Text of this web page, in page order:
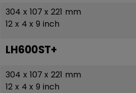
304 x 107 x 221 mm
12 x 4 x 9 inch
LH600ST+
304 x 107 x 221 mm
12 x 4 x 9 inch